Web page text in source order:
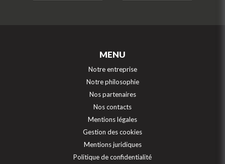
MENU
Notre entreprise
Notre philosophie
Nos partenaires
Nos contacts
Mentions légales
Gestion des cookies
Mentions juridiques
Politique de confidentialité